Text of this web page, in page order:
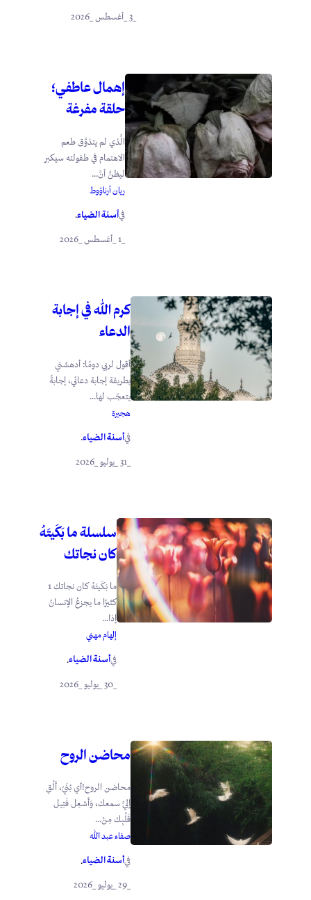
إهمال عاطفي؛
حلقة مفرغة
الَّذي لم يتذوَّق طعم
الاهتمام في طفولته سيكبر
ليظنَّ أنَّ...
ريان أرناؤوط
فيأسنة الضياء.
_1 _أغسطس _2026
كرم الله في إجابة
الدعاء
أقول لربي دومًا: أدهشني
بطريقة إجابة دعائي، إجابةً
يتعجّب لها...
هجيرة
فيأسنة الضياء.
سلسلة ما بَكَيتَهُ
كان نجاتك
ما بَكَيتَهُ كان نجاتك 1
كثيرًا ما يجزعُ الإنسانُ
إذا...
إلهام مهني
فيأسنة الضياء.
محاضن الروح
محاضن الروح!أي بُنَيّ، أَلْقِ
إليَّ سمعك، وَأَشعِل فَتِيل
قَلْبِك مِنْ...
صفاء عبد الله
فيأسنة الضياء.